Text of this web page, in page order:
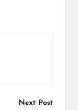
Next Post